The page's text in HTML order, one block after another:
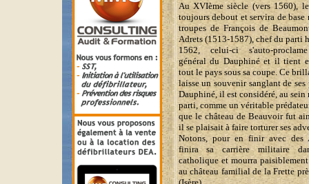
Au XVIème siècle (vers 1560),
toujours debout et servira de
troupes de François de
Adrets (1513-1587), chef du parti
1562, celui-ci s'auto-
général du Dauphiné et il tient
tout le pays sous sa coupe. Ce
laisse un souvenir sanglant de ses
Dauphiné, il est considéré, au sein
parti, comme un véritable
que le château de Beauvoir fut
il se plaisait à faire torturer ses
Notons, pour en finir avec des
finira sa carrière militaire
catholique et mourra
au château familial de la Frette